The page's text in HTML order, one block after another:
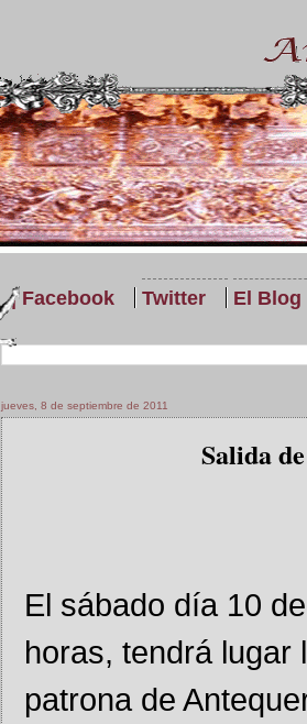
| Facebook Twitter El
jueves, 8 de septiembre de 2011
Salida
El sábado día 10
horas, tendrá lugar
patrona de